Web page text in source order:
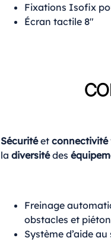
Fixations Isofix
Écran tactile 8″
Sécuritéet connectivité
la diversitédes
Freinage
obstacles et
Système d’aide